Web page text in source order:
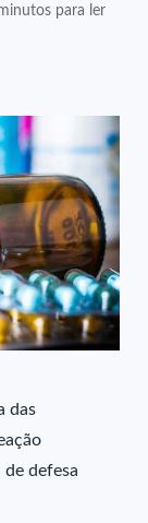
para ler
das
defesa